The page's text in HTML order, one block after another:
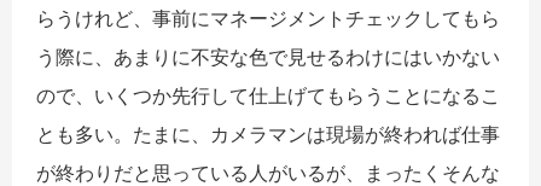
らうけれど、事前にマネージメントチェックしてもら
う際に、あまりに不安な色で見せるわけにはいかない
ので、いくつか先行して仕上げてもらうことになるこ
とも多い。たまに、カメラマンは現場が終われば仕事
が終わりだと思っている人がいるが、まったくそんな